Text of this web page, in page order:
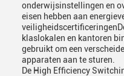
onderwijsinstellingen en
eisen hebben aan
klaslokalen en kantoren
gebruikt om een
apparaten aan te sturen.
De High Efficiency